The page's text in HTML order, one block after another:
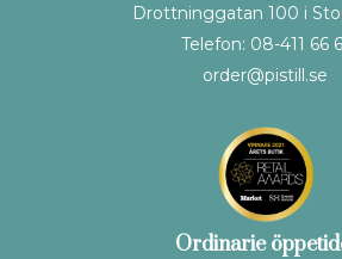
Drottninggatan 100 i
Telefon: 08-411 66
order@pistill.se
Ordinarie